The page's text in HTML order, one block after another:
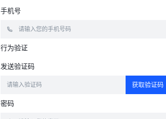
手机号
行为验证
发送验证码
获取验证码
密码